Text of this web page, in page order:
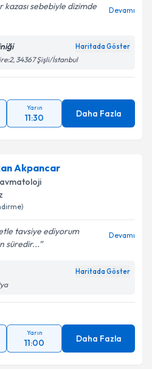
sebebiyle dizimde
Devamı
Haritada Göster
34367 Şişli/İstanbul
Yarın
11:30 Daha Fazla
Akpancar
tavsiye ediyorum
süredir...
Devamı
Haritada Göster
Yarın
11:00 Daha Fazla